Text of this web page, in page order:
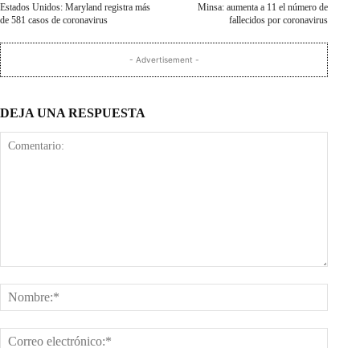
Estados Unidos: Maryland registra más
de 581 casos de coronavirus
Minsa: aumenta a 11 el número de
fallecidos por coronavirus
- Advertisement -
DEJA UNA RESPUESTA